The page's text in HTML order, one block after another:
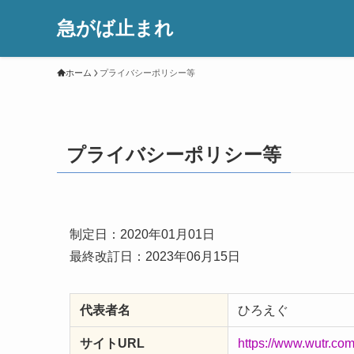
急がば止まれ
ホーム プライバシーポリシー等
プライバシーポリシー等
制定日：2020年01月01日
最終改訂日：2023年06月15日
代表者名 ひろえぐ
サイトURL https://www.wutr.com